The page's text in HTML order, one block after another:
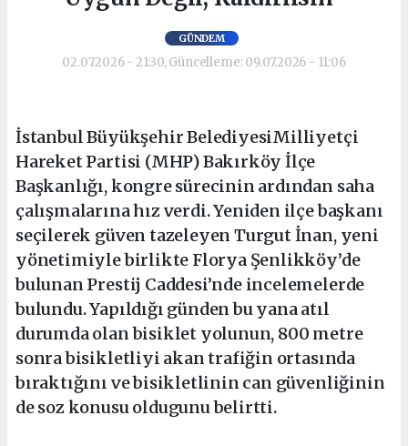
GÜNDEM
02.07.2026 - 21:30, Güncelleme: 09.07.2026 - 11:06
İstanbul Büyükşehir BelediyesiMilliyetçi
Hareket Partisi (MHP) Bakırköy İlçe
Başkanlığı, kongre sürecinin ardından saha
çalışmalarına hız verdi. Yeniden ilçe başkanı
seçilerek güven tazeleyen Turgut İnan, yeni
yönetimiyle birlikte Florya Şenlikköy’de
bulunan Prestij Caddesi’nde incelemelerde
bulundu. Yapıldığı günden bu yana atıl
durumda olan bisiklet yolunun, 800 metre
sonra bisikletliyi akan trafiğin ortasında
bıraktığını ve bisikletlinin can güvenliğinin
de soz konusu oldugunu belirtti.